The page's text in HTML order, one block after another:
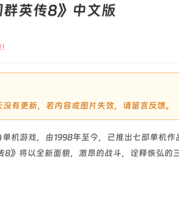
群英传8》中文版
有更新，若内容或图片失效，请留言反馈。
机游戏，由1998年至今，已推出七部单机
》将以全新面貌，激昂的战斗，诠释恢弘的